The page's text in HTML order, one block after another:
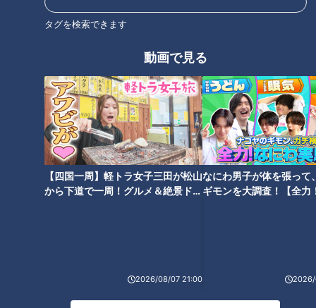
タグを検索できます
動画で見る
【四国一周】軽トラ女子三田が松山
から下道で一周！グルメ＆絶景ドラ
2026/08/07 21:00
なにわ男子が体を張って
ギモンを大調査！【全力
2026/
湾！今が旬の魚介類
血液ドロドロ血管カチコチ撃退
夏にオススメのネバネバ食材